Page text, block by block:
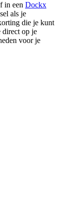
in een Dockx
als je
die je kunt
direct op je
voor je